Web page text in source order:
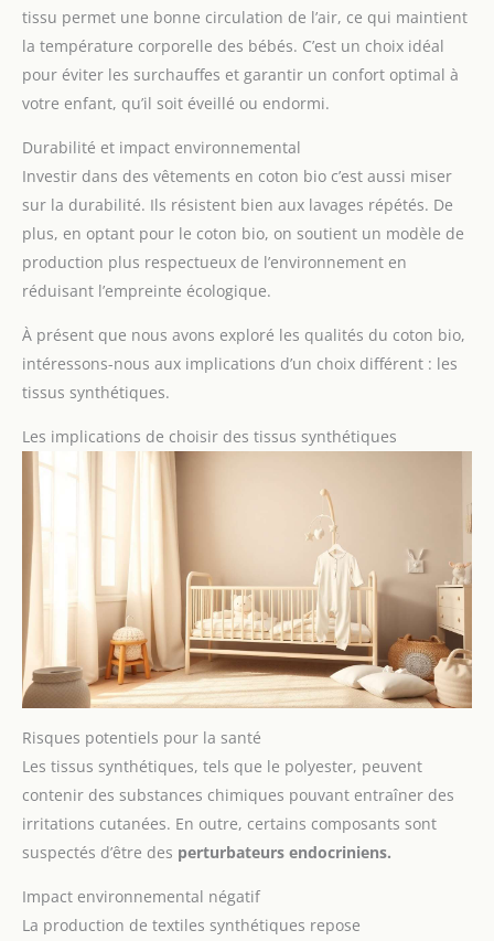
tissu permet une bonne circulation de l’air, ce qui maintient
la température corporelle des bébés. C’est un choix idéal
pour éviter les surchauffes et garantir un confort optimal à
votre enfant, qu’il soit éveillé ou endormi.
Durabilité et impact environnemental
Investir dans des vêtements en coton bio c’est aussi miser
sur la durabilité. Ils résistent bien aux lavages répétés. De
plus, en optant pour le coton bio, on soutient un modèle de
production plus respectueux de l’environnement en
réduisant l’empreinte écologique.
À présent que nous avons exploré les qualités du coton bio,
intéressons-nous aux implications d’un choix différent : les
tissus synthétiques.
Les implications de choisir des tissus synthétiques
Risques potentiels pour la santé
Les tissus synthétiques, tels que le polyester, peuvent
contenir des substances chimiques pouvant entraîner des
irritations cutanées. En outre, certains composants sont
suspectés d’être des perturbateurs endocriniens.
Impact environnemental négatif
La production de textiles synthétiques repose